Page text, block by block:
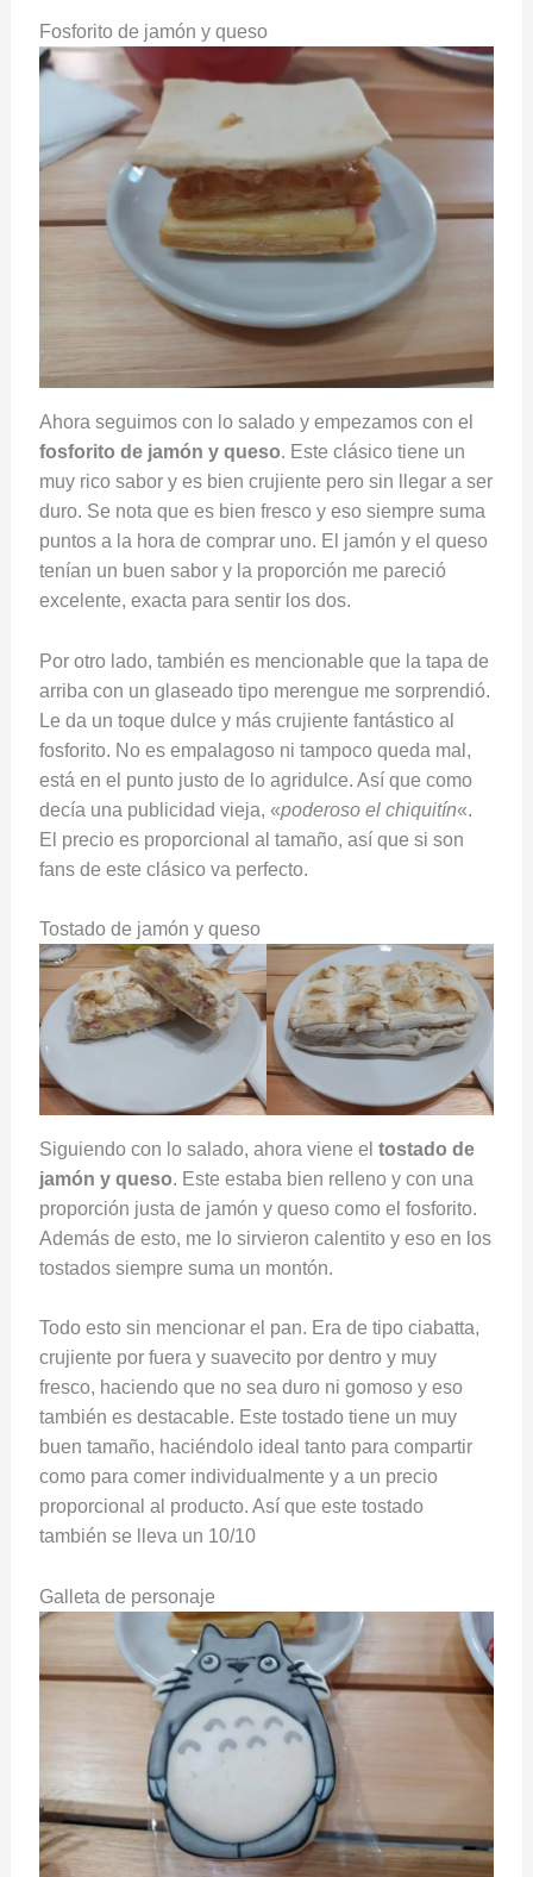
Fosforito de jamón y queso
Ahora seguimos con lo salado y empezamos con el
fosforito de jamón y queso. Este clásico tiene un
muy rico sabor y es bien crujiente pero sin llegar a ser
duro. Se nota que es bien fresco y eso siempre suma
puntos a la hora de comprar uno. El jamón y el queso
tenían un buen sabor y la proporción me pareció
excelente, exacta para sentir los dos.
Por otro lado, también es mencionable que la tapa de
arriba con un glaseado tipo merengue me sorprendió.
Le da un toque dulce y más crujiente fantástico al
fosforito. No es empalagoso ni tampoco queda mal,
está en el punto justo de lo agridulce. Así que como
decía una publicidad vieja, «poderoso el chiquitín«.
El precio es proporcional al tamaño, así que si son
fans de este clásico va perfecto.
Tostado de jamón y queso
Siguiendo con lo salado, ahora viene el tostado de
jamón y queso. Este estaba bien relleno y con una
proporción justa de jamón y queso como el fosforito.
Además de esto, me lo sirvieron calentito y eso en los
tostados siempre suma un montón.
Todo esto sin mencionar el pan. Era de tipo ciabatta,
crujiente por fuera y suavecito por dentro y muy
fresco, haciendo que no sea duro ni gomoso y eso
también es destacable. Este tostado tiene un muy
buen tamaño, haciéndolo ideal tanto para compartir
como para comer individualmente y a un precio
proporcional al producto. Así que este tostado
también se lleva un 10/10
Galleta de personaje